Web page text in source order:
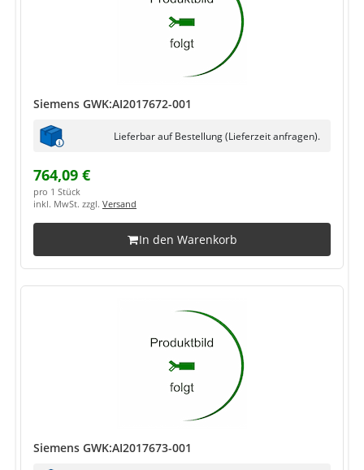
Siemens GWK:AI2017672-001
Lieferbar auf Bestellung (Lieferzeit anfragen).
764,09 €
pro 1 Stück
inkl. MwSt. zzgl. Versand
In den Warenkorb
Siemens GWK:AI2017673-001